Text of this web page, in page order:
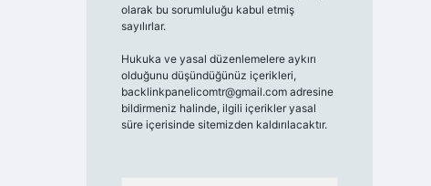
olarak bu sorumluluğu kabul etmiş
sayılırlar.
Hukuka ve yasal düzenlemelere aykırı
olduğunu düşündüğünüz içerikleri,
backlinkpanelicomtr@gmail.comadresine
bildirmeniz halinde, ilgili içerikler yasal
süre içerisinde sitemizden kaldırılacaktır.